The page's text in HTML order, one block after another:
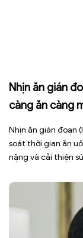
Nhịn ăn gián
càng ăn càng
Nhịn ăn gián đoạn
soát thời gian ăn
nặng và cải thiện
sức, mất cơ […]